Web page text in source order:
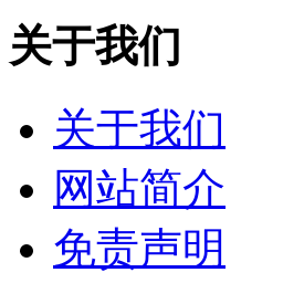
关于我们
关于我们
网站简介
免责声明